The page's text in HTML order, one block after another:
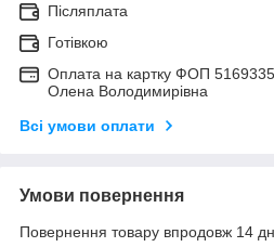
Післяплата
Готівкою
Оплата на картку ФОП
Олена Володимирівна
Всі умови оплати
Умови повернення
Повернення товару впродовж 14